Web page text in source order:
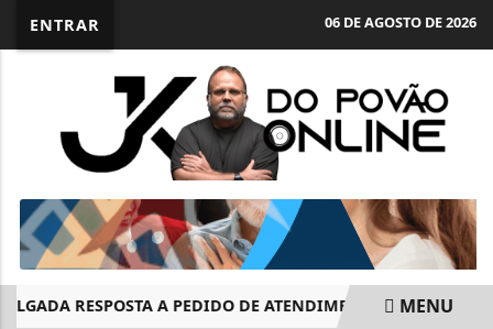
ENTRAR 06 DE AGOSTO DE 2026
RESPOSTA A PEDIDO DE ATENDIMENTO ESPECIALIZADO
MENU